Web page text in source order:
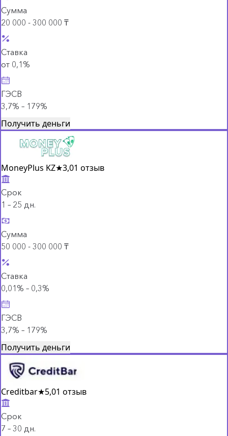
Сумма
20 000 - 300 000 ₸
Ставка
от 0,1%
ГЭСВ
3,7% – 179%
Получить деньги
MoneyPlus KZ★3,01 отзыв
Срок
1 – 25 дн.
Сумма
50 000 - 300 000 ₸
Ставка
0,01% – 0,3%
ГЭСВ
3,7% – 179%
Получить деньги
Creditbar★5,01 отзыв
Срок
7 – 30 дн.